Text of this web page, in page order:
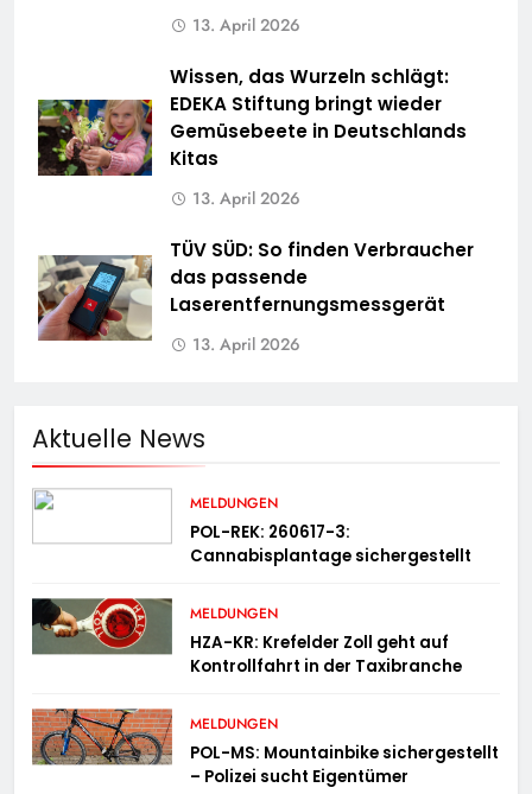
13. April 2026
Wissen, das Wurzeln schlägt:
EDEKA Stiftung bringt wieder
Gemüsebeete in Deutschlands
Kitas
13. April 2026
TÜV SÜD: So finden Verbraucher
das passende
Laserentfernungsmessgerät
13. April 2026
Aktuelle News
MELDUNGEN
POL-REK: 260617-3:
Cannabisplantage sichergestellt
MELDUNGEN
HZA-KR: Krefelder Zoll geht auf
Kontrollfahrt in der Taxibranche
MELDUNGEN
POL-MS: Mountainbike sichergestellt
– Polizei sucht Eigentümer